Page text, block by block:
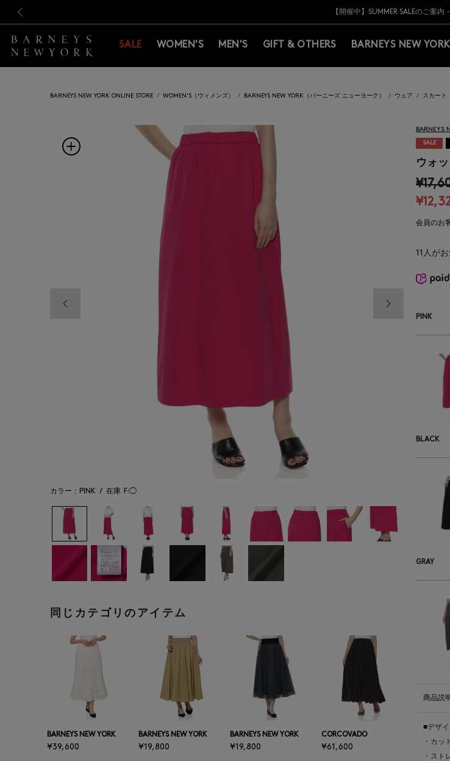
新規登録のお客様も対象！＜MY BARNEYS＞会員のお客様は11,000円（税込）以
【夏季休業に伴う返品・交換承り一時停止の
熊本県を中心とした地震の影響によるお荷
【開催中】SUMMER SALEのご案内
新規登録のお客様も対象！＜MY BARNEYS＞会員のお客様は11,000円（税込）以
【夏季休業に伴う返品・交換承り一時停止の
SALE WOMEN'S MEN'S GIFT & OTHERS BARNEYS NEW YORK
BARNEYS NEW YORK ONLINE STORE WOMEN'S（ウィメンズ） BARNEYS NEW YORK（バーニーズ ニューヨーク） ウェア スカート
カラー：PINK / 在庫 F:◯
同じカテゴリのアイテム
BARNEYS NEW YORK
¥39,600
BARNEYS NEW YORK
¥19,800
BARNEYS NEW YORK
¥19,800
CORCOVADO
¥61,600
BARNEYS
SALE
ウォ
会員のお
11 人が
PINK
BLACK
GRAY
商品説
■デザイ
・カッ
・スト